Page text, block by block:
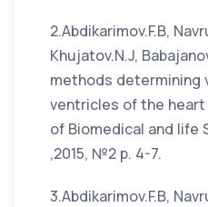
2.Abdikarimov.F.B,
Khujatov.N.J,
methods determining
ventricles of the heart
of Biomedical and life
,2015, №2 р. 4-7.
3.Abdikarimov.F.B,